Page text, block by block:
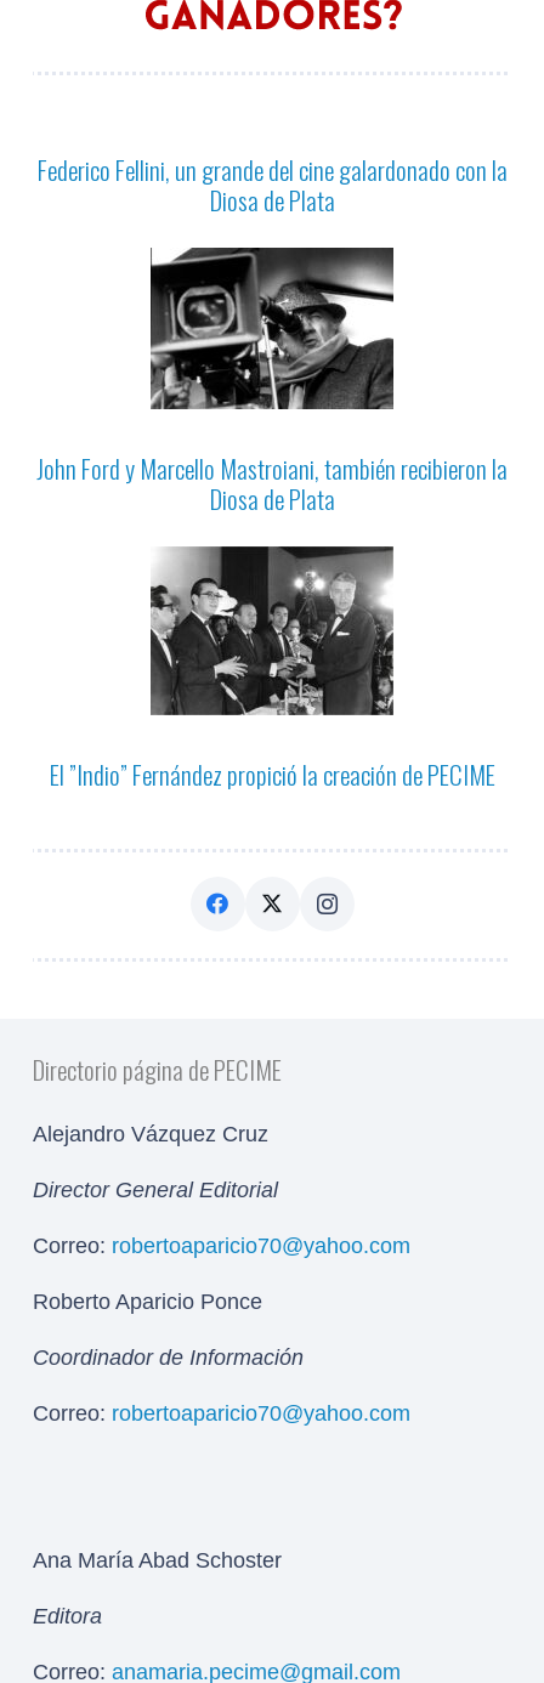
Federico Fellini, un grande del cine galardonado con la
Diosa de Plata
John Ford y Marcello Mastroiani, también recibieron la
Diosa de Plata
El ”Indio” Fernández propició la creación de PECIME
Directorio página de PECIME
Alejandro Vázquez Cruz
Director General Editorial
Correo: robertoaparicio70@yahoo.com
Roberto Aparicio Ponce
Coordinador de Información
Correo: robertoaparicio70@yahoo.com
Ana María Abad Schoster
Editora
Correo: anamaria.pecime@gmail.com